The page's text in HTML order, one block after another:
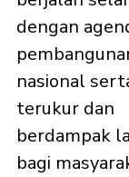
dengan
nasional
terukur dan
berdampak
bagi